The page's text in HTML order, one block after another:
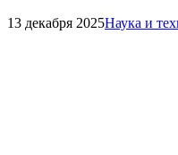
13 декабря 2025Наука и